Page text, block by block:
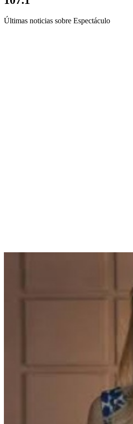
Últimas noticias sobre Espectáculo